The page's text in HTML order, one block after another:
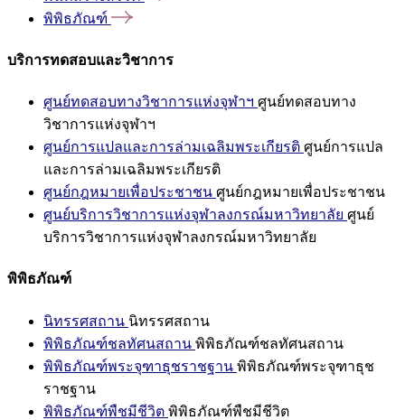
พิพิธภัณฑ์
บริการทดสอบและวิชาการ
ศูนย์ทดสอบทางวิชาการแห่งจุฬาฯ ศูนย์ทดสอบทาง
วิชาการแห่งจุฬาฯ
ศูนย์การแปลและการล่ามเฉลิมพระเกียรติ ศูนย์การแปล
และการล่ามเฉลิมพระเกียรติ
ศูนย์กฎหมายเพื่อประชาชน ศูนย์กฎหมายเพื่อประชาชน
ศูนย์บริการวิชาการแห่งจุฬาลงกรณ์มหาวิทยาลัย ศูนย์
บริการวิชาการแห่งจุฬาลงกรณ์มหาวิทยาลัย
พิพิธภัณฑ์
นิทรรศสถาน นิทรรศสถาน
พิพิธภัณฑ์ชลทัศนสถาน พิพิธภัณฑ์ชลทัศนสถาน
พิพิธภัณฑ์พระจุฑาธุชราชฐาน พิพิธภัณฑ์พระจุฑาธุช
ราชฐาน
พิพิธภัณฑ์พืชมีชีวิต พิพิธภัณฑ์พืชมีชีวิต